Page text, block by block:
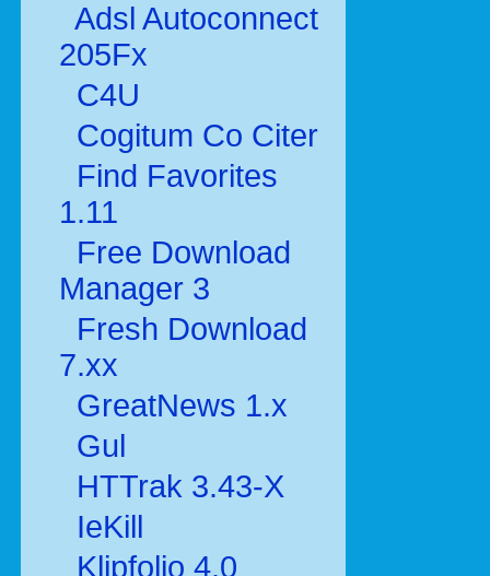
Adsl Autoconnect
205Fx
C4U
Cogitum Co Citer
Find Favorites
1.11
Free Download
Manager 3
Fresh Download
7.xx
GreatNews 1.x
Gul
HTTrak 3.43-X
IeKill
Klipfolio 4.0